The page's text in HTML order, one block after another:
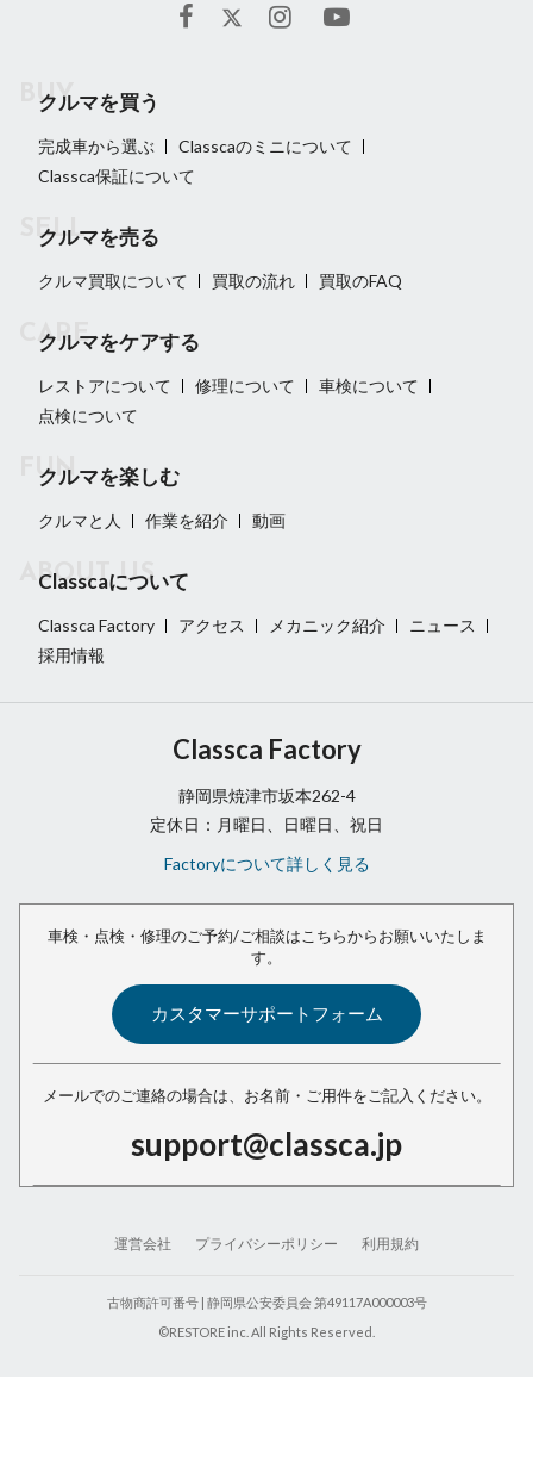
クルマを買う
完成車から選ぶ
Classcaのミニについて
Classca保証について
クルマを売る
クルマ買取について 買取の流れ 買取のFAQ
クルマをケアする
レストアについて 修理について
車検について
点検について
クルマを楽しむ
クルマと人 作業を紹介 動画
Classcaについて
Classca Factory アクセス メカニック紹介
ニュース
採用情報
Classca Factory
静岡県焼津市坂本262-4
定休日：月曜日、日曜日、祝日
Factoryについて詳しく見る
車検・点検・修理のご予約/ご相談は こちらからお願いいたしま
す。
カスタマーサポートフォーム
メールでのご連絡の場合は、 お名前・ご用件をご記入ください。
support@classca.jp
古物商許可番号 | 静岡県公安委員会 第49117A000003号
©RESTORE inc. All Rights Reserved.
運営会社 プライバシーポリシー 利用規約